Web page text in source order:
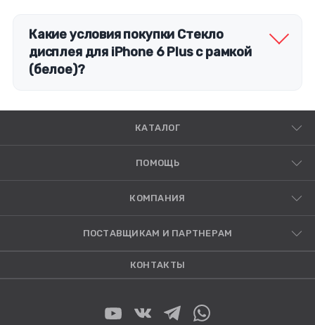
Какие условия покупки Стекло
дисплея для iPhone 6 Plus с рамкой
(белое)?
КАТАЛОГ
ПОМОЩЬ
КОМПАНИЯ
ПОСТАВЩИКАМ И ПАРТНЕРАМ
КОНТАКТЫ